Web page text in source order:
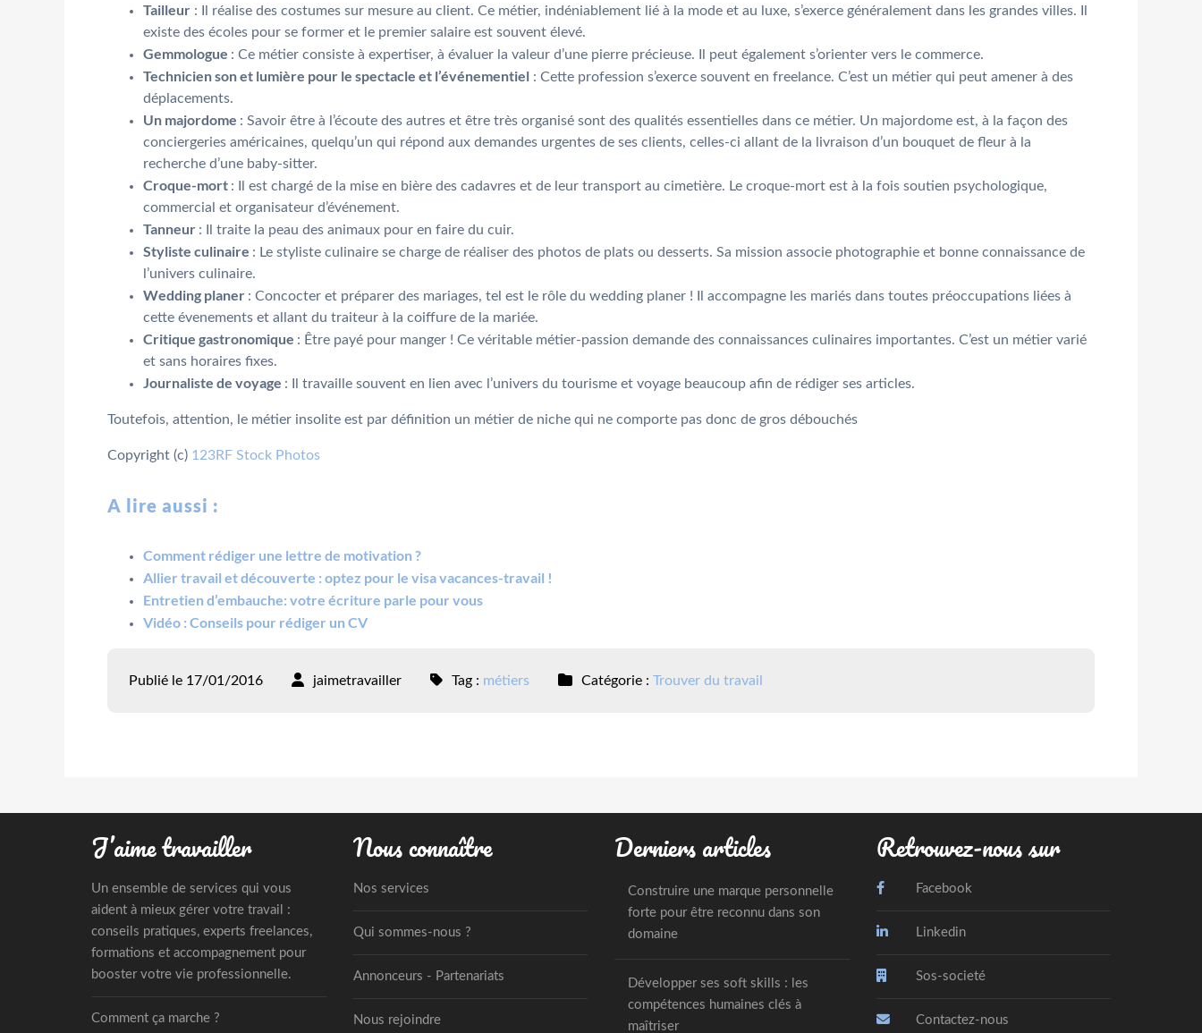
Tailleur : Il réalise des costumes sur mesure au client. Ce métier, indéniablement lié à la mode et au luxe, s’exerce généralement dans les grandes villes. Il
existe des écoles pour se former et le premier salaire est souvent élevé.
Gemmologue : Ce métier consiste à expertiser, à évaluer la valeur d’une pierre précieuse. Il peut également s’orienter vers le commerce.
Technicien son et lumière pour le spectacle et l’événementiel : Cette profession s’exerce souvent en freelance. C’est un métier qui peut amener à des
déplacements.
Un majordome : Savoir être à l’écoute des autres et être très organisé sont des qualités essentielles dans ce métier. Un majordome est, à la façon des
conciergeries américaines, quelqu’un qui répond aux demandes urgentes de ses clients, celles-ci allant de la livraison d’un bouquet de fleur à la
recherche d’une baby-sitter.
Croque-mort : Il est chargé de la mise en bière des cadavres et de leur transport au cimetière. Le croque-mort est à la fois soutien psychologique,
commercial et organisateur d’événement.
Tanneur : Il traite la peau des animaux pour en faire du cuir.
Styliste culinaire : Le styliste culinaire se charge de réaliser des photos de plats ou desserts. Sa mission associe photographie et bonne connaissance de
l’univers culinaire.
Wedding planer : Concocter et préparer des mariages, tel est le rôle du wedding planer ! Il accompagne les mariés dans toutes préoccupations liées à
cette évenements et allant du traiteur à la coiffure de la mariée.
Critique gastronomique : Être payé pour manger ! Ce véritable métier-passion demande des connaissances culinaires importantes. C’est un métier varié
et sans horaires fixes.
Journaliste de voyage : Il travaille souvent en lien avec l’univers du tourisme et voyage beaucoup afin de rédiger ses articles.
Toutefois, attention, le métier insolite est par définition un métier de niche qui ne comporte pas donc de gros débouchés
Copyright (c) 123RF Stock Photos
A lire aussi :
Comment rédiger une lettre de motivation ?
Allier travail et découverte : optez pour le visa vacances-travail !
Entretien d’embauche: votre écriture parle pour vous
Vidéo : Conseils pour rédiger un CV
Publié le 17/01/2016 jaimetravailler Tag : métiers Catégorie : Trouver du travail
J’aime travailler
Un ensemble de services qui vous
aident à mieux gérer votre travail :
conseils pratiques, experts freelances,
formations et accompagnement pour
booster votre vie professionnelle.
Comment ça marche ?
Nous connaître
Nos services
Qui sommes-nous ?
Annonceurs - Partenariats
Nous rejoindre
Derniers articles
Construire une marque personnelle
forte pour être reconnu dans son
domaine
Développer ses soft skills : les
compétences humaines clés à
maîtriser
Retrouvez-nous sur
Facebook
Linkedin
Sos-societé
Contactez-nous